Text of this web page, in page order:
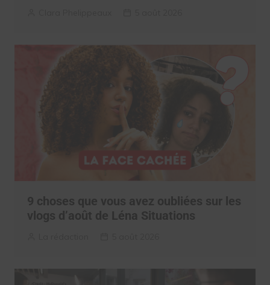
9 choses que vous avez oubliées sur les
vlogs d’août de Léna Situations